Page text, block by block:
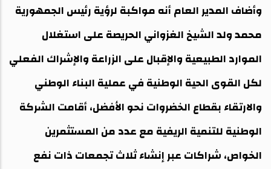
وأضاف المدير العام أنه مواكبة لرؤية رئيس الجمهورية
محمد ولد الشيخ الغزواني الحريصة على استغلال
الموارد الطبيعية والإقبال على الزراعة والإشراك الفعلي
لكل القوى الحية الوطنية في عملية البناء الوطني
والارتقاء بقطاع الخضروات نحو الأفضل، أقامت الشركة
الوطنية للتنمية الريفية مع عدد من المستثمرين
الخواص، شراكات عبر إنشاء ثلاث تجمعات ذات نفع